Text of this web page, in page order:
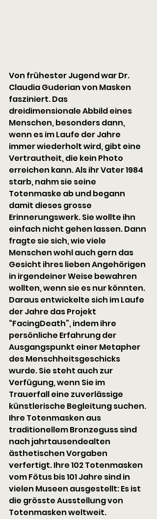
Von frühester Jugend war Dr.
Claudia Guderian von Masken
fasziniert. Das
dreidimensionale Abbild eines
Menschen, besonders dann,
wenn es im Laufe der Jahre
immer wiederholt wird, gibt eine
Vertrautheit, die kein Photo
erreichen kann. Als ihr Vater 1984
starb, nahm sie seine
Totenmaske ab und begann
damit dieses grosse
Erinnerungswerk. Sie wollte ihn
einfach nicht gehen lassen. Dann
fragte sie sich, wie viele
Menschen wohl auch gern das
Gesicht ihres lieben Angehörigen
in irgendeiner Weise bewahren
wollten, wenn sie es nur könnten.
Daraus entwickelte sich im Laufe
der Jahre das Projekt
“FacingDeath”, indem ihre
persönliche Erfahrung der
Ausgangspunkt einer Metapher
des Menschheitsgeschicks
wurde. Sie steht auch zur
Verfügung, wenn Sie im
Trauerfall eine zuverlässige
künstlerische Begleitung suchen.
Ihre Totenmasken aus
traditionellem Bronzeguss sind
nach jahrtausendealten
ästhetischen Vorgaben
verfertigt. Ihre 102 Totenmasken
vom Fötus bis 101 Jahre sind in
vielen Museen ausgestellt: Es ist
die grösste Ausstellung von
Totenmasken weltweit.